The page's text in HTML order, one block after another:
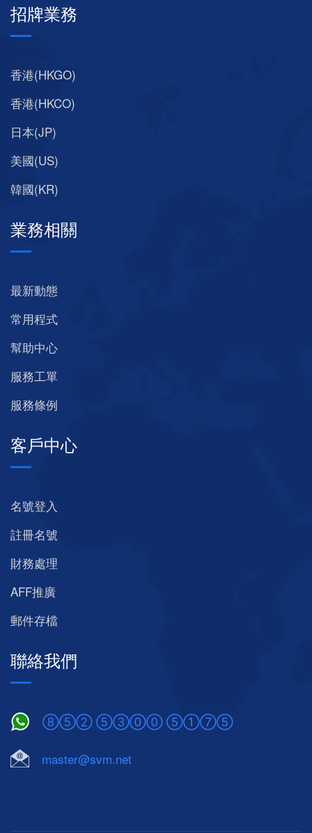
招牌業務
香港(HKGO)
香港(HKCO)
日本(JP)
美國(US)
韓國(KR)
業務相關
最新動態
常用程式
幫助中心
服務工單
服務條例
客戶中心
名號登入
註冊名號
財務處理
AFF推廣
郵件存檔
聯絡我們
⑧⑤② ⑤③⓪⓪ ⑤①⑦⑤
master@svm.net